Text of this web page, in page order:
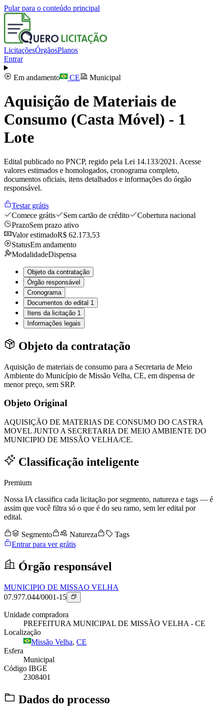
Pular para o conteúdo principal
LicitaçõesÓrgãosPlanos
Entrar
Em andamento CE Municipal
Aquisição de Materiais de
Consumo (Casta Móvel) - 1
Lote
Edital publicado no PNCP, regido pela Lei 14.133/2021. Acesse
valores estimados e homologados, cronograma completo,
documentos oficiais, itens detalhados e informações do órgão
responsável.
Testar grátis
Comece grátis
Sem cartão de crédito
Cobertura nacional
PrazoSem prazo ativo
Valor estimadoR$ 62.173,53
StatusEm andamento
ModalidadeDispensa
Objeto da contratação
Órgão responsável
Cronograma
Documentos do edital 1
Itens da licitação 1
Informações legais
Objeto da contratação
Aquisição de materiais de consumo para a Secretaria de Meio
Ambiente do Município de Missão Velha, CE, em dispensa de
menor preço, sem SRP.
Objeto Original
AQUISIÇÃO DE MATERIAS DE CONSUMO DO CASTRA
MOVEL JUNTO A SECRETARIA DE MEIO AMBIENTE DO
MUNICIPIO DE MISSÃO VELHA/CE.
Classificação inteligente
Premium
Nossa IA classifica cada licitação por segmento, natureza e tags — é
assim que você filtra só o que é do seu ramo, sem ler edital por
edital.
Segmento Natureza
Tags
Entrar para ver grátis
Órgão responsável
MUNICIPIO DE MISSAO VELHA
07.977.044/0001-15
Unidade compradora
PREFEITURA MUNICIPAL DE MISSÃO VELHA - CE
Localização
Missão Velha, CE
Esfera
Municipal
Código IBGE
2308401
Dados do processo